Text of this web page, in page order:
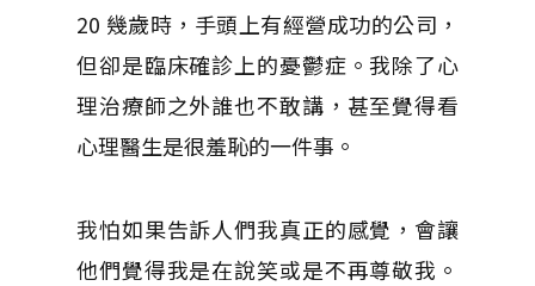
20 幾歲時，手頭上有經營成功的公司，
但卻是臨床確診上的憂鬱症。我除了心
理治療師之外誰也不敢講，甚至覺得看
心理醫生是很羞恥的一件事。
我怕如果告訴人們我真正的感覺，會讓
他們覺得我是在說笑或是不再尊敬我。